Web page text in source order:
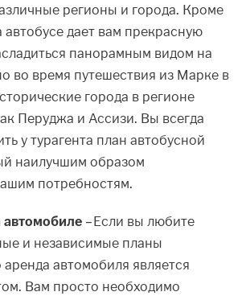
регионы и города. Кроме
автобусе дает вам прекрасную
панорамным видом на
во время путешествия из Марке в
города в регионе
Перуджа и Ассизи. Вы всегда
у турагента план автобусной
наилучшим образом
потребностям.
автомобиле – Если вы любите
и независимые планы
аренда автомобиля является
Вам просто необходимо